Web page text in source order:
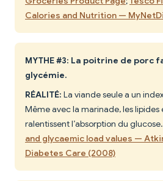
Calories and Nutrition —
MYTHE #3: La poitrine de porc
glycémie.
RÉALITÉ: La viande seule a un
Même avec la marinade, les lipides
ralentissent l’absorption du glucose.
and glycaemic load values —
Diabetes Care (2008)